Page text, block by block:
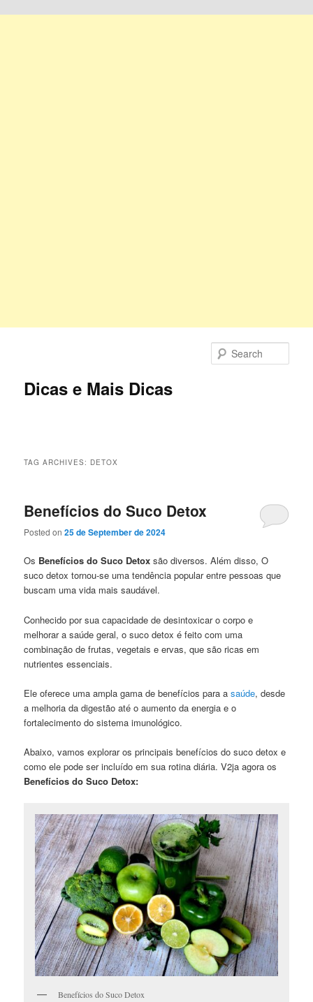
Dicas e Mais Dicas
TAG ARCHIVES: DETOX
Benefícios do Suco Detox
Posted on25 de September de 2024
Os Benefícios do Suco Detox são diversos. Além disso, O
suco detox tornou-se uma tendência popular entre pessoas que
buscam uma vida mais saudável.
Conhecido por sua capacidade de desintoxicar o corpo e
melhorar a saúde geral, o suco detox é feito com uma
combinação de frutas, vegetais e ervas, que são ricas em
nutrientes essenciais.
Ele oferece uma ampla gama de benefícios para asaúde, desde
a melhoria da digestão até o aumento da energia e o
fortalecimento do sistema imunológico.
Abaixo, vamos explorar os principais benefícios do suco detox e
como ele pode ser incluído em sua rotina diária. V2ja agora os
Benefícios do Suco Detox:
Benefícios do Suco Detox